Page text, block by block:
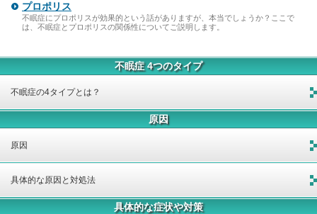
プロポリス
不眠症にプロポリスが効果的という話がありますが、本当でしょうか？ここで
は、不眠症とプロポリスの関係性についてご説明します。
不眠症 4つのタイプ
不眠症の4タイプとは？
原因
原因
具体的な原因と対処法
具体的な症状や対策